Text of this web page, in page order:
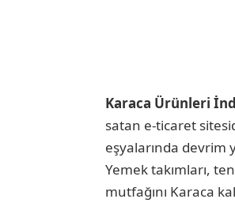
Karaca Ürünleri
satan e-ticaret
eşyalarında
Yemek takımları,
mutfağını Karaca